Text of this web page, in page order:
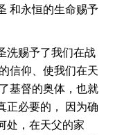
和永恒的生命赐予
洗赐予了我们在战
信仰、使我们在天
基督的奥体，也就
正必要的， 因为确
处，在天父的家